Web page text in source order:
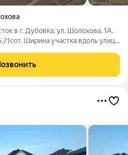
в г. Дубовка, ул. Шолохова, 1А.
Ширина участка вдоль улицы
пунктов, для ведения